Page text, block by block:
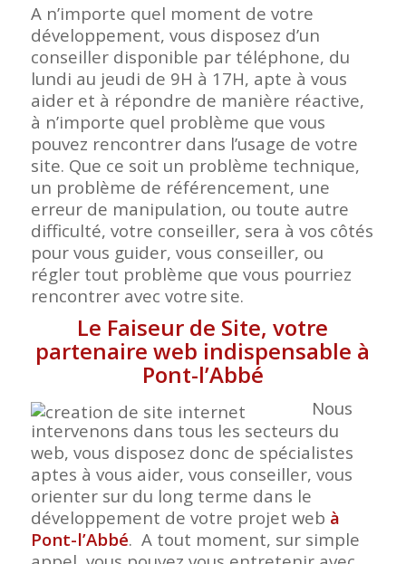
A n’importe quel moment de votre
développement, vous disposez d’un
conseiller disponible par téléphone, du
lundi au jeudi de 9H à 17H, apte à vous
aider et à répondre de manière réactive,
à n’importe quel problème que vous
pouvez rencontrer dans l’usage de votre
site. Que ce soit un problème technique,
un problème de référencement, une
erreur de manipulation, ou toute autre
difficulté, votre conseiller, sera à vos côtés
pour vous guider, vous conseiller, ou
régler tout problème que vous pourriez
rencontrer avec votre site.
Le Faiseur de Site, votre
partenaire web indispensable à
Pont-l’Abbé
Nous
intervenons dans tous les secteurs du
web, vous disposez donc de spécialistes
aptes à vous aider, vous conseiller, vous
orienter sur du long terme dans le
développement de votre projet web à
Pont-l’Abbé. A tout moment, sur simple